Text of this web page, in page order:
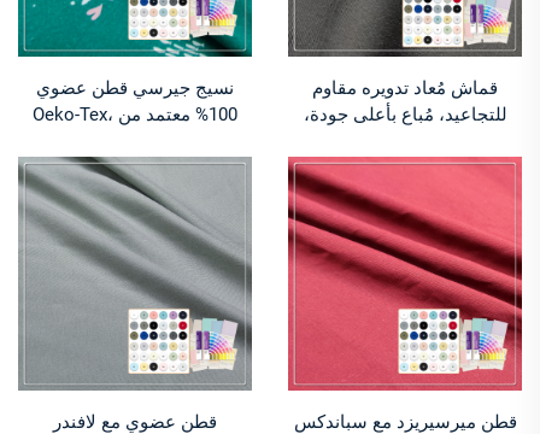
قماش مُعاد تدويره مقاوم
للتجاعيد، مُباع بأعلى جودة،
(RPET) و21% سباندكس،
لأقمشة البوليستر المُعاد
تدويرها، ملابس رياضية
نسيج جيرسي قطن عضوي
100% معتمد من Oeko-Tex،
للملابس النسائية للأطفال
والفساتين
قطن ميرسيريزد مع سباندكس
قطن عضوي مع لافندر